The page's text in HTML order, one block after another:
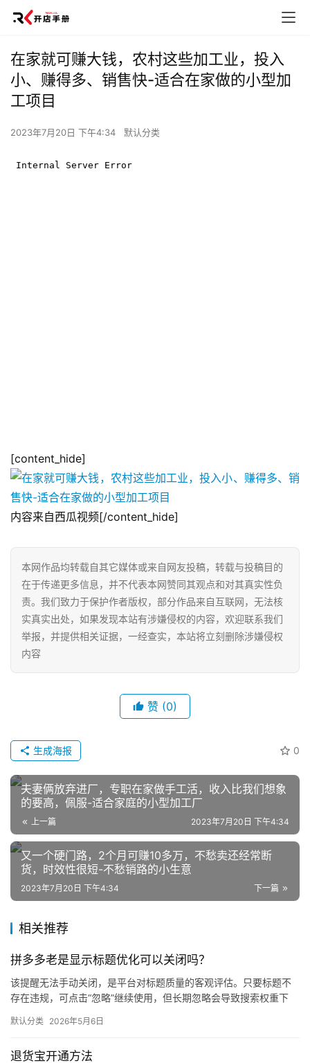
网
店
运
营
跨
境
电
商
自
媒
体
社
区
登录
在家就可赚大钱，农村这些加工业，投入
小、赚得多、销售快-适合在家做的小型加
工项目
2023年7月20日 下午4:34 默认分类
[content_hide]
内容来自西瓜视频[/content_hide]
本网作品均转载自其它媒体或来自网友投稿，转载与投稿目的
在于传递更多信息，并不代表本网赞同其观点和对其真实性负
责。我们致力于保护作者版权，部分作品来自互联网，无法核
实真实出处，如果发现本站有涉嫌侵权的内容，欢迎联系我们
举报，并提供相关证据，一经查实，本站将立刻删除涉嫌侵权
内容
赞 (0)
0
生成海报
夫妻俩放弃进厂，专职在家做手工活，收入比我们想象
的要高，佩服-适合家庭的小型加工厂
上一篇 2023年7月20日 下午4:34
又一个硬门路，2个月可赚10多万，不愁卖还经常断
货，时效性很短-不愁销路的小生意
下一篇
2023年7月20日 下午4:34
相关推荐
拼多多老是显示标题优化可以关闭吗？
该提醒无法手动关闭，是平台对标题质量的客观评估。只要标题不
存在违规，可点击“忽略”继续使用，但长期忽略会导致搜索权重下
默认分类 2026年5月6日
退货宝开通方法